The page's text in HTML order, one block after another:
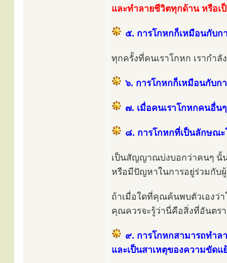
และทำลายชีวิตทุกด้าน หรือ
๕. การโกหกก็เหมือนกับก
ทุกครั้งที่คนเราโกหก เรากำ
๖. การโกหกก็เหมือนกับก
๗. เมื่อคนเราโกหกคนอื่น
๘. การโกหกที่เป็นลักษณะ
เป็นสัญญาณบ่งบอกว่าคนๆ นั้
หรือมีปัญหาในการอยู่ร่วมกับ
ถ้าเมื่อใดที่คุณค้นพบตัวเองว่
คุณควรจะรู้ว่านี่คือสิ่งที่อันตร
๙. การโกหกสามารถทำ
และเป็นสาเหตุของความขัดแ